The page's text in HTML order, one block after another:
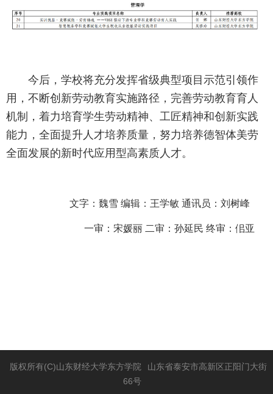
今后，学校将充分发挥省级典型项目示范引领作
用，不断创新劳动教育实施路径，完善劳动教育育人
机制，着力培育学生劳动精神、工匠精神和创新实践
能力，全面提升人才培养质量，努力培养德智体美劳
全面发展的新时代应用型高素质人才。
文字：魏雪 编辑：王学敏 通讯员：刘树峰
一审：宋媛丽 二审：孙延民 终审：佀亚
版权所有(C)山东财经大学东方学院
山东省泰安市高新区正阳门大街
66号